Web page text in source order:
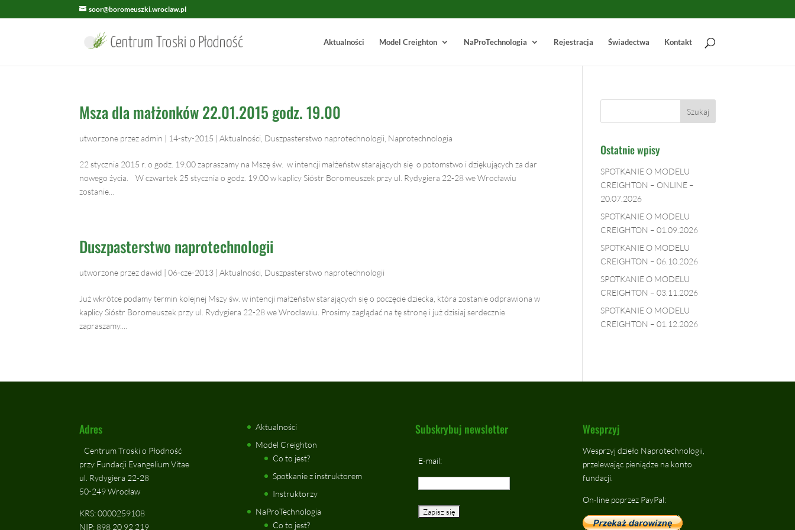
soor@boromeuszki.wroclaw.pl
Aktualności Model Creighton NaProTechnologia Rejestracja Świadectwa Kontakt
Msza dla małżonków 22.01.2015 godz. 19.00
utworzone przezadmin | 14-sty-2015 |Aktualności Duszpasterstwo naprotechnologii Naprotechnologia
22 stycznia 2015 r. o godz. 19.00 zapraszamy na Mszę św. w intencji małżeństw starających się o potomstwo i dziękujących za dar
nowego życia. W czwartek 25 stycznia o godz. 19.00 w kaplicy Sióstr Boromeuszek przy ul. Rydygiera 22-28 we Wrocławiu
zostanie...
Duszpasterstwo naprotechnologii
utworzone przezdawid |06-cze-2013 |Aktualności Duszpasterstwo naprotechnologii
Już wkrótce podamy termin kolejnej Mszy św. w intencji małżeństw starających się o poczęcie dziecka, która zostanie odprawiona w
kaplicy Sióstr Boromeuszek przy ul. Rydygiera 22-28 we Wrocławiu. Prosimy zaglądać na tę stronę i już dzisiaj serdecznie
zapraszamy....
Ostatnie wpisy
SPOTKANIE O MODELU
CREIGHTON – ONLINE –
20.07.2026
SPOTKANIE O MODELU
CREIGHTON – 01.09.2026
SPOTKANIE O MODELU
CREIGHTON – 06.10.2026
SPOTKANIE O MODELU
CREIGHTON – 03.11.2026
SPOTKANIE O MODELU
CREIGHTON – 01.12.2026
Adres
Centrum Troski o Płodność
przy Fundacji Evangelium Vitae
ul. Rydygiera 22-28
50-249 Wrocław
KRS: 0000259108
NIP: 898 20 92 219
Aktualności
Model Creighton
Co to jest?
Spotkanie z instruktorem
Instruktorzy
NaProTechnologia
Co to jest?
Subskrybuj newsletter
E-mail:
Wesprzyj
Wesprzyj dzieło Naprotechnologii,
przelewając pieniądze na konto
fundacji.
On-line poprzez PayPal: